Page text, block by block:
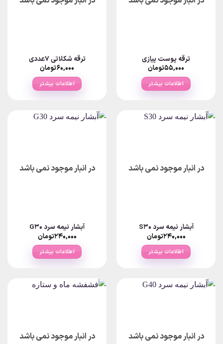
ترقه پوست پیازی
۵۵,۰۰۰تومان
اطلاعات بیشتر
ترقه شکلاتی 7عددی
۶۰,۰۰۰تومان
اطلاعات بیشتر
در انبار موجود نمی باشد
آبشار نیمه سرد S30
۲۴۰,۰۰۰تومان
اطلاعات بیشتر
در انبار موجود نمی باشد
آبشار نیمه سرد G30
۲۴۰,۰۰۰تومان
اطلاعات بیشتر
در انبار موجود نمی باشد در انبار موجود نمی باشد